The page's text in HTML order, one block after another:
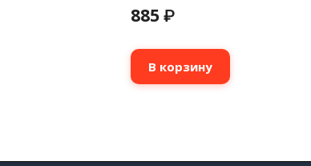
885 ₽
В корзину